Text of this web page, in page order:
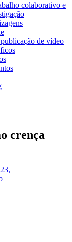
colaborativo e
de vídeo
crença